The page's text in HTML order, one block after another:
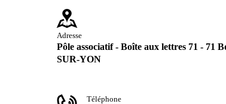
Adresse
Pôle associatif - Boîte aux lettres 71 -
SUR-YON
Téléphone